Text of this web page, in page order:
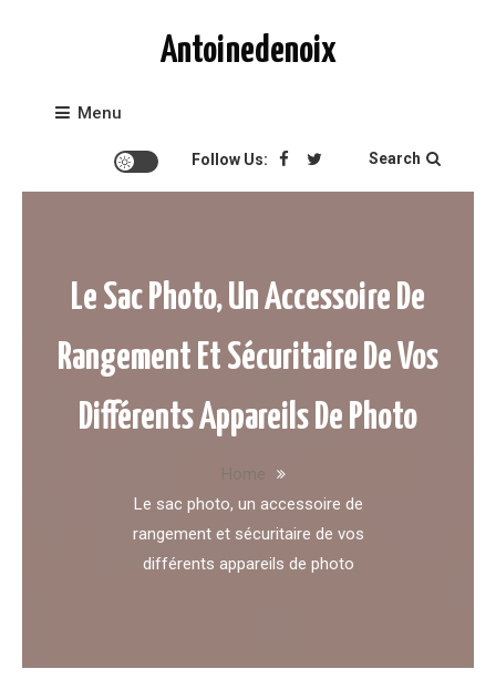
Antoinedenoix
Menu
Follow Us: Search
Le Sac Photo, Un Accessoire De
Rangement Et Sécuritaire De Vos
Différents Appareils De Photo
Home
Le sac photo, un accessoire de
rangement et sécuritaire de vos
différents appareils de photo